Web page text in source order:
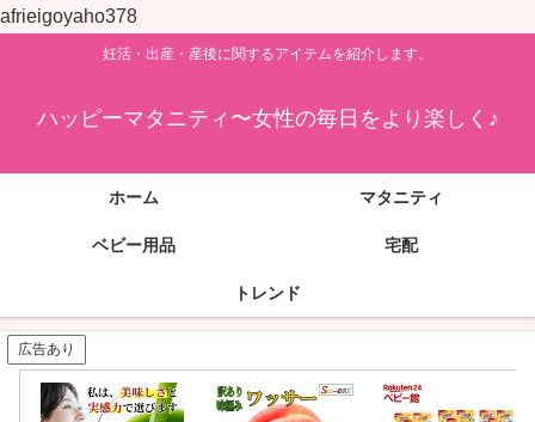
afrieigoyaho378
妊活・出産・産後に関するアイテムを紹介します。
ハッピーマタニティ〜女性の毎日をより楽しく♪
ホーム マタニティ
ベビー用品 宅配
トレンド
広告あり